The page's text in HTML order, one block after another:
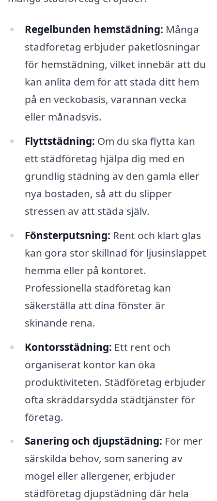
Regelbunden hemstädning: Många
städföretag erbjuder paketlösningar
för hemstädning, vilket innebär att du
kan anlita dem för att städa ditt hem
på en veckobasis, varannan vecka
eller månadsvis.
Flyttstädning: Om du ska flytta kan
ett städföretag hjälpa dig med en
grundlig städning av den gamla eller
nya bostaden, så att du slipper
stressen av att städa själv.
Fönsterputsning: Rent och klart glas
kan göra stor skillnad för ljusinsläppet
hemma eller på kontoret.
Professionella städföretag kan
säkerställa att dina fönster är
skinande rena.
Kontorsstädning: Ett rent och
organiserat kontor kan öka
produktiviteten. Städföretag erbjuder
ofta skräddarsydda städtjänster för
företag.
Sanering och djupstädning: För mer
särskilda behov, som sanering av
mögel eller allergener, erbjuder
städföretag djupstädning där hela